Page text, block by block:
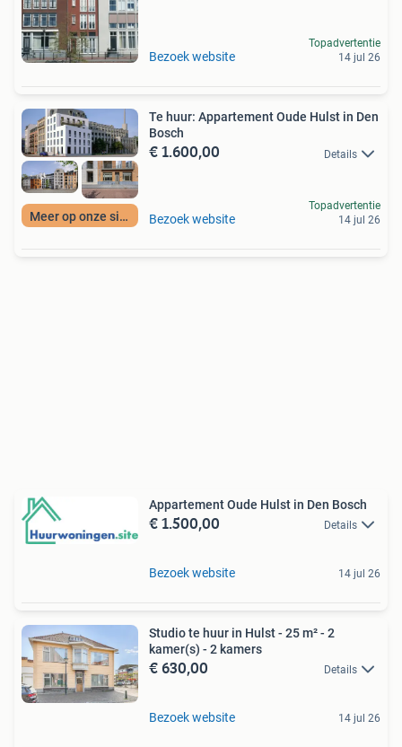
Bezoek website
Topadvertentie
14 jul 26
Meer op onze site
Te huur: Appartement Oude Hulst in Den
Bosch
€ 1.600,00 Details
Bezoek website
Topadvertentie
14 jul 26
Appartement Oude Hulst in Den Bosch
€ 1.500,00 Details
Bezoek website 14 jul 26
Studio te huur in Hulst - 25 m² - 2
kamer(s) - 2 kamers
€ 630,00 Details
Bezoek website 14 jul 26